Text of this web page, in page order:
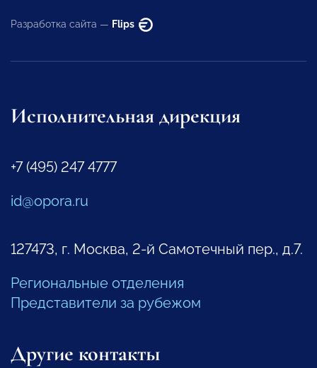
Разработка сайта — Flips
Исполнительная дирекция
+7 (495) 247 4777
id@opora.ru
127473, г. Москва, 2-й Самотечный пер., д.7.
Региональные отделения
Представители за рубежом
Другие контакты